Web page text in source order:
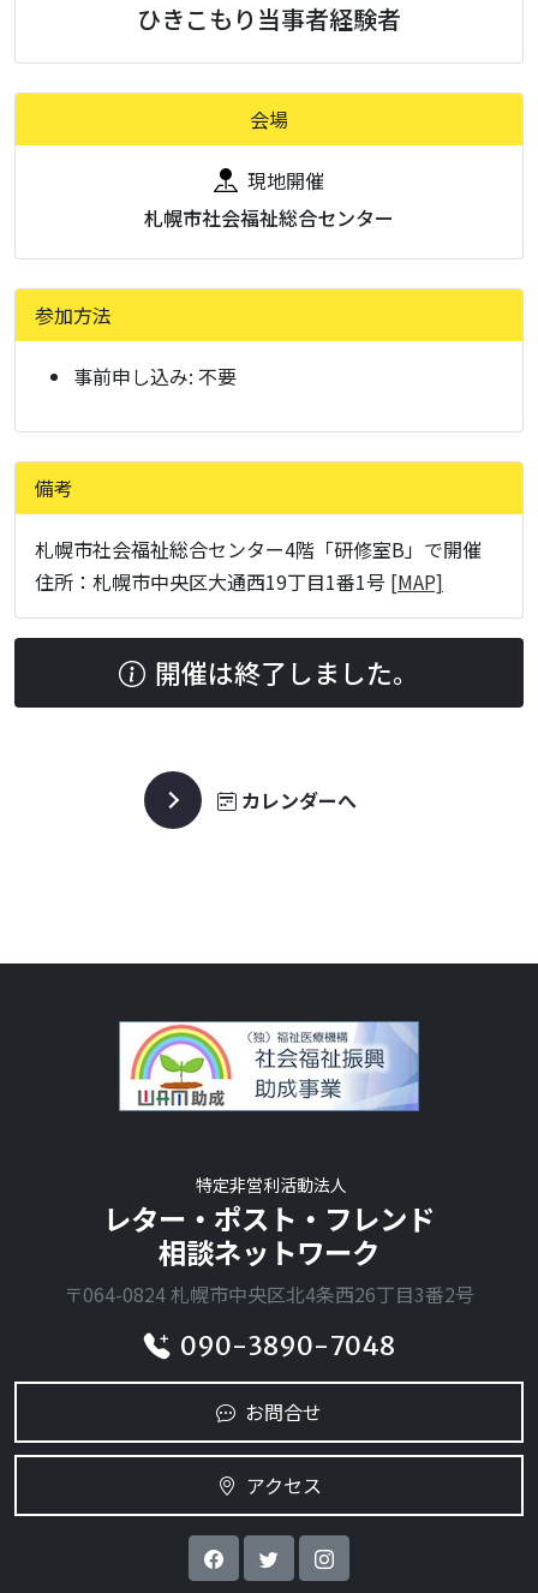
ひきこもり当事者経験者
会場
現地開催
札幌市社会福祉総合センター
参加方法
事前申し込み: 不要
備考
札幌市社会福祉総合センター4階「研修室B」で開催
住所：札幌市中央区大通西19丁目1番1号 [MAP]
開催は終了しました。
カレンダーへ
特定非営利活動法人
レター・ポスト・フレンド
相談ネットワーク
〒064-0824 札幌市中央区北4条西26丁目3番2号
090-3890-7048
お問合せ
アクセス